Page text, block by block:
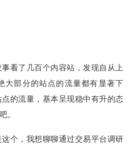
看了几百个内容站，发现自从上
大部分的站点的流量都有显著下
的流量，基本呈现稳中有升的态
。
个，我想聊聊通过交易平台调研